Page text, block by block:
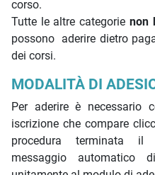
corso.
Tutte le altre categorie non
possono aderire dietro
dei corsi.
MODALITÀ DI
Per aderire è necessario
iscrizione che compare
procedura terminata
messaggio automatico